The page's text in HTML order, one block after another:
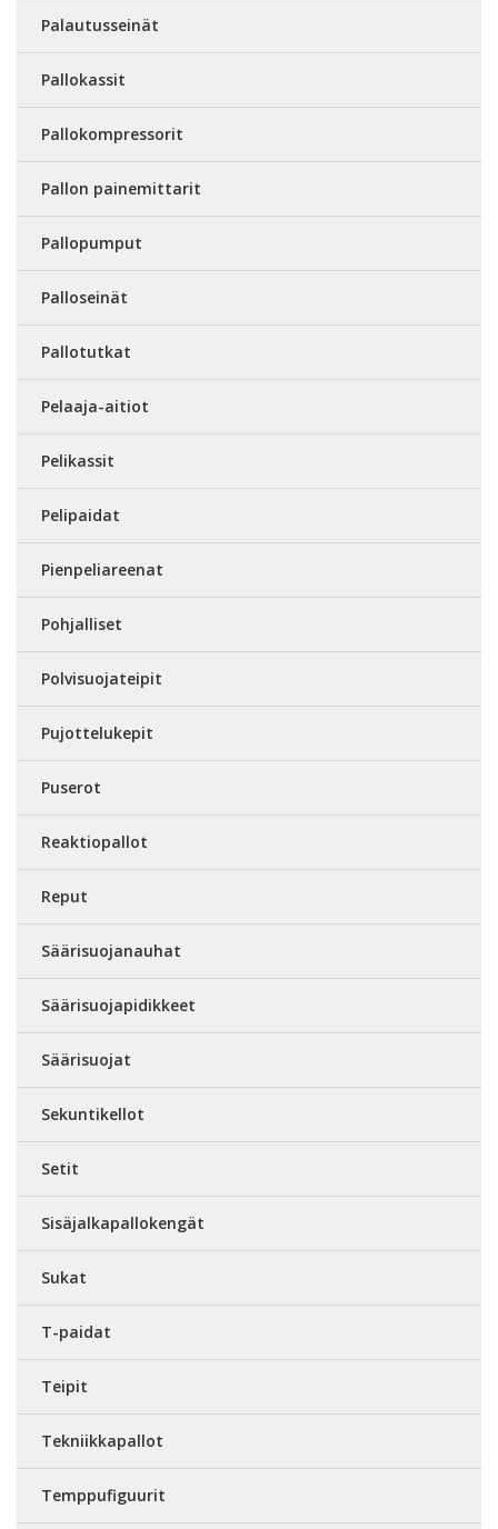
Palautusseinät
Pallokassit
Pallokompressorit
Pallon painemittarit
Pallopumput
Palloseinät
Pallotutkat
Pelaaja-aitiot
Pelikassit
Pelipaidat
Pienpeliareenat
Pohjalliset
Polvisuojateipit
Pujottelukepit
Puserot
Reaktiopallot
Reput
Säärisuojanauhat
Säärisuojapidikkeet
Säärisuojat
Sekuntikellot
Setit
Sisäjalkapallokengät
Sukat
T-paidat
Teipit
Tekniikkapallot
Temppufiguurit